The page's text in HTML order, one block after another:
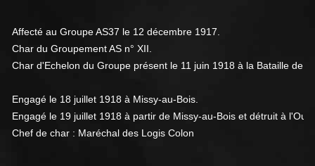
Affecté au Groupe AS37 le 12 décembre 1917.
Char du Groupement AS n° XII.
Char d'Echelon du Groupe présent le 11 juin 1918 à la Bataille de
Engagé le 18 juillet 1918 à Missy-au-Bois.
Engagé le 19 juillet 1918 à partir de Missy-au-Bois et détruit à
Chef de char : Maréchal des Logis Colon